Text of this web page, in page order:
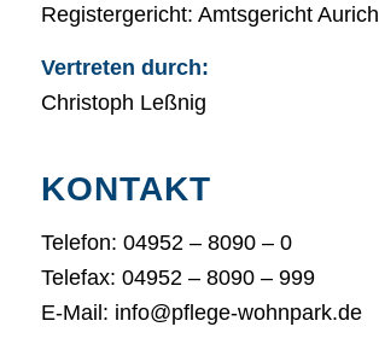
Registergericht: Amtsgericht Aurich
Vertreten durch:
Christoph Leßnig
KONTAKT
Telefon: 04952 – 8090 – 0
Telefax: 04952 – 8090 – 999
E-Mail: info@pflege-wohnpark.de